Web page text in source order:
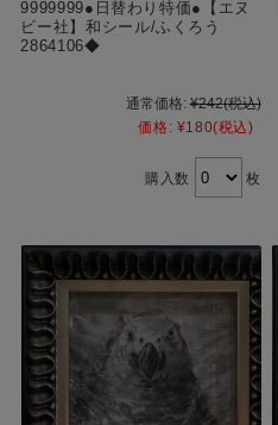
9999999●日替わり特価●【エヌ
ビー社】和シール/ふくろう
2864106◆
通常価格: ¥242(税込)
価格: ¥180(税込)
購入数 枚